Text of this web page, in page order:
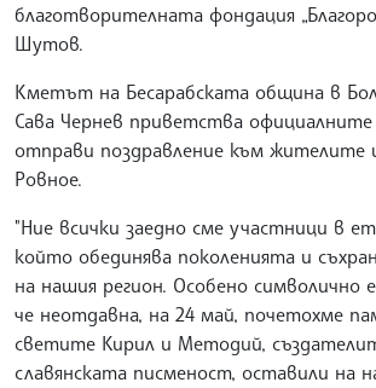
благотворителната фондация
Шутов.
Кметът на Бесарабската община в
Сава Чернев приветства
отправи поздравление към жителите
Ровное.
"Ние всички заедно сме участници в
който обединява поколенията и
на нашия регион. Особено символично
че неотдавна, на 24 май, почетохме
светите Кирил и Методий,
славянската писменост, оставили на